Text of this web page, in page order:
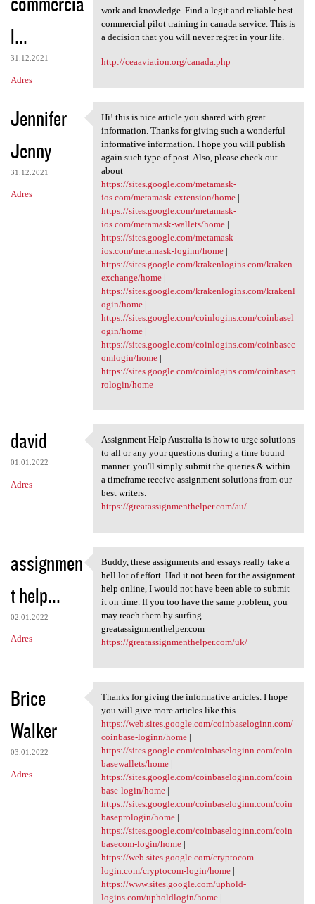
l...
31.12.2021
Adres
work and knowledge. Find a legit and reliable best
commercial pilot training in canada service. This is
a decision that you will never regret in your life.
http://ceaaviation.org/canada.php
Jennifer
Jenny
31.12.2021
Adres
Hi! this is nice article you
Hi! this is nice article you shared with great
information. Thanks for giving such a wonderful
informative information. I hope you will publish
again such type of post. Also, please check out
about
https://sites.google.com/metamask-
ios.com/metamask-extension/home|
https://sites.google.com/metamask-
ios.com/metamask-wallets/home|
https://sites.google.com/metamask-
ios.com/metamask-loginn/home|
https://sites.google.com/krakenlogins.com/kraken
exchange/home|
https://sites.google.com/krakenlogins.com/krakenl
ogin/home|
https://sites.google.com/coinlogins.com/coinbasel
ogin/home|
https://sites.google.com/coinlogins.com/coinbasec
omlogin/home|
https://sites.google.com/coinlogins.com/coinbasep
rologin/home
david
01.01.2022
Adres
Assignment Help Australia is
Assignment Help Australia is how to urge solutions
to all or any your questions during a time bound
manner. you'll simply submit the queries & within
a timeframe receive assignment solutions from our
best writers.
https://greatassignmenthelper.com/au/
assignmen
t help...
02.01.2022
Adres
Buddy, these assignments and
Buddy, these assignments and essays really take a
hell lot of effort. Had it not been for the assignment
help online, I would not have been able to submit
it on time. If you too have the same problem, you
may reach them by surfing
greatassignmenthelper.com
https://greatassignmenthelper.com/uk/
Brice
Walker
03.01.2022
Adres
Thanks for giving the
Thanks for giving the informative articles. I hope
you will give more articles like this.
https://web.sites.google.com/coinbaseloginn.com/
coinbase-loginn/home|
https://sites.google.com/coinbaseloginn.com/coin
basewallets/home|
https://sites.google.com/coinbaseloginn.com/coin
base-login/home|
https://sites.google.com/coinbaseloginn.com/coin
baseprologin/home|
https://sites.google.com/coinbaseloginn.com/coin
basecom-login/home|
https://web.sites.google.com/cryptocom-
login.com/cryptocom-login/home|
https://www.sites.google.com/uphold-
logins.com/upholdlogin/home|